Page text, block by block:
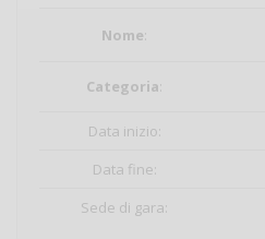
Nome:
Categoria:
Data inizio:
Data fine:
Sede di gara: